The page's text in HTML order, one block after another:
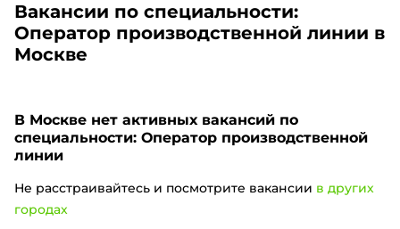
Вакансии по специальности:
Оператор производственной линии в
Москве
В Москве нет активных вакансий по
специальности: Оператор производственной
линии
Не расстраивайтесь и посмотрите вакансии в других
городах